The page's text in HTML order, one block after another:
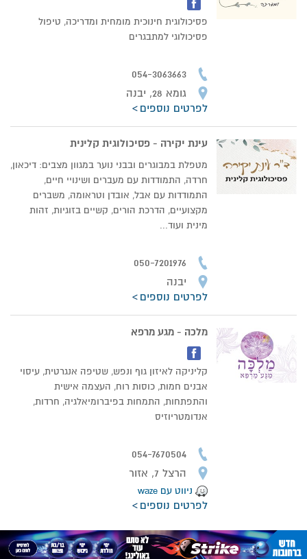
פסיכולוגית חינוכית מומחית ומדריכה, טיפול
פסיכולוגי למתבגרים
054-3063663
גומא 28, יבנה
לפרטים נוספים
עינת יקירה - פסיכולוגית קלינית
מטפלת במבוגרים ובבני נוער במגוון מצבים: דיכאון,
חרדה, התמודדות עם מעברים ושינויי חיים,
התמודדות עם אבל, אובדן וטראומה, משברים
מקצועיים, הדרכת הורים, קשיים בזוגיות, זהות
מינית ועוד...
050-7201976
יבנה
לפרטים נוספים
מלכה - מגע מרפא
קליניקה לאיזון גוף ונפש, שטיפה אנגרטית, עיסוי
אבנים חמות, כוסות רוח, העצמה אישית
והתפתחות, התמחות בפיברומיאלגיה, חרדות,
אנדומטריוזיס
054-7670504
הרצל 7, אזור
ניווט עם waze
לפרטים נוספים